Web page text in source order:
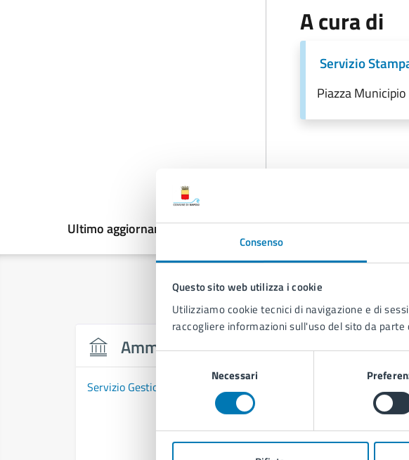
Consenso
Questo sito web utilizza i cookie
Utilizziamo cookie tecnici di navigazione e di
raccogliere informazioni sull'uso del sito da parte
consenso
Necessari
A cura di
Servizio
Piazza
Ultimo aggiornamento:03/07/2026, 10:19
Amministrazione
Servizio Gestione Emergenze e Protezione Civile